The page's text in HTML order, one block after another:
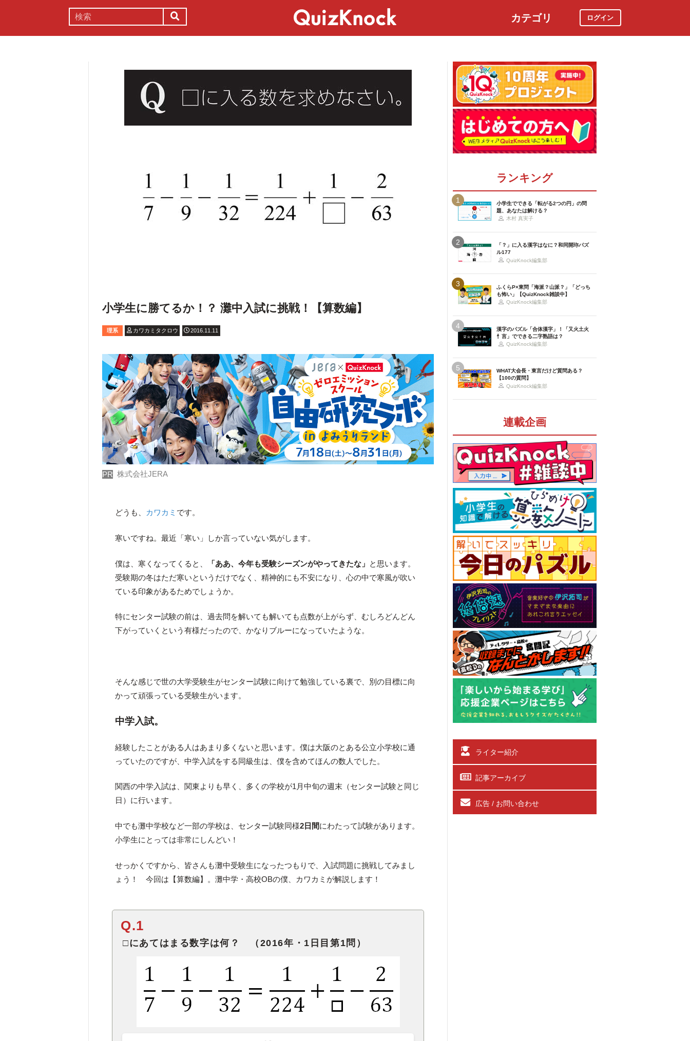
カテゴリ ログイン
小学生に勝てるか！？ 灘中入試に挑戦！【算数編】
理系 カワカミタクロウ 2016.11.11
PR 株式会社JERA
どうも、 カワカミ です。
寒いですね。最近「寒い」しか言っていない気がします。
僕は、寒くなってくると、 「ああ、今年も受験シーズンがやってきたな」 と思います。
受験期の冬はただ寒いというだけでなく、精神的にも不安になり、心の中で寒風が吹い
ている印象があるためでしょうか。
特にセンター試験の前は、過去問を解いても解いても点数が上がらず、むしろどんどん
下がっていくという有様だったので、かなりブルーになっていたような。
そんな感じで世の大学受験生がセンター試験に向けて勉強している裏で、別の目標に向
かって頑張っている受験生がいます。
中学入試。
経験したことがある人はあまり多くないと思います。僕は大阪のとある公立小学校に通
っていたのですが、中学入試をする同級生は、僕を含めてほんの数人でした。
関西の中学入試は、関東よりも早く、多くの学校が1月中旬の週末（センター試験と同じ
日）に行います。
中でも灘中学校など一部の学校は、センター試験同様2日間にわたって試験があります。
小学生にとっては非常にしんどい！
せっかくですから、皆さんも灘中受験生になったつもりで、入試問題に挑戦してみまし
ょう！ 今回は【算数編】。灘中学・高校OBの僕、カワカミが解説します！
Q.1
□にあてはまる数字は何？ （2016年・1日目第1問）
ランキング
1
小学生でできる「転がる2つの円」の問
題、あなたは解ける？
木村 真実子
2
「？」に入る漢字はなに？和同開珎パズ
ル177
QuizKnock編集部
3
ふくらP×東問「海派？山派？」「どっち
も怖い」【QuizKnock雑談中】
QuizKnock編集部
4
漢字のパズル「合体漢字」！「又火土火
忄言」でできる二字熟語は？
QuizKnock編集部
5
WHAT大会長・東言だけど質問ある？
【100の質問】
QuizKnock編集部
連載企画
ライター紹介
記事アーカイブ
広告 / お問い合わせ